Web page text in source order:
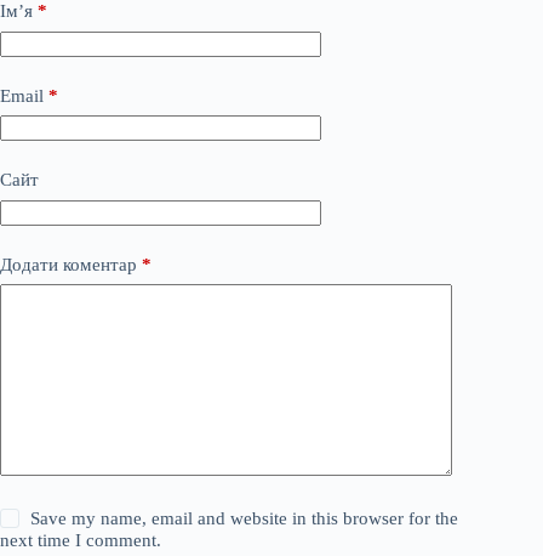
Ім’я *
Email *
Сайт
Додати коментар *
Save my name, email and website in this browser for the
next time I comment.